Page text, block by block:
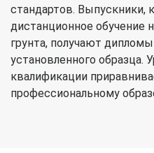
стандартов. Выпускники,
дистанционное обучение
грунта, получают
установленного образца.
квалификации
профессиональному